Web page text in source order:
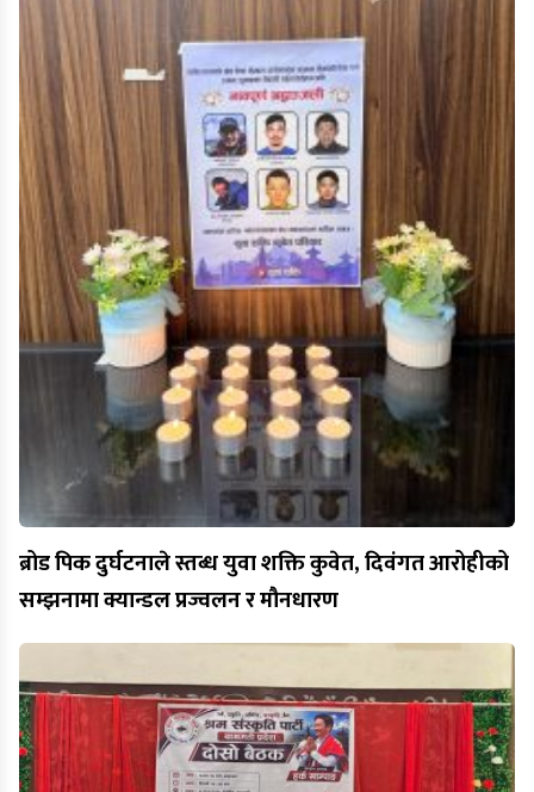
ब्रोड पिक दुर्घटनाले स्तब्ध युवा शक्ति कुवेत, दिवंगत आरोहीको
सम्झनामा क्यान्डल प्रज्वलन र मौनधारण